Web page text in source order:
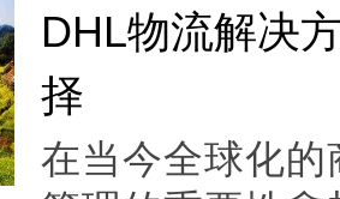
DHL物流解决
择
在当今全球化